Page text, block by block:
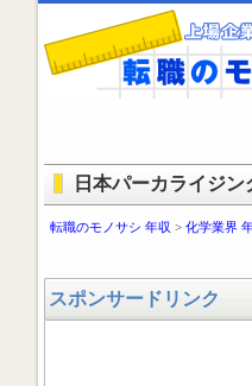
日本パーカライジ
転職のモノサシ 年収 > 化学業界
スポンサードリンク